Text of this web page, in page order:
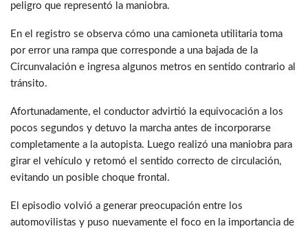
peligro que representó la maniobra.
En el registro se observa cómo una camioneta utilitaria toma
por error una rampa que corresponde a una bajada de la
Circunvalación e ingresa algunos metros en sentido contrario al
tránsito.
Afortunadamente, el conductor advirtió la equivocación a los
pocos segundos y detuvo la marcha antes de incorporarse
completamente a la autopista. Luego realizó una maniobra para
girar el vehículo y retomó el sentido correcto de circulación,
evitando un posible choque frontal.
El episodio volvió a generar preocupación entre los
automovilistas y puso nuevamente el foco en la importancia de